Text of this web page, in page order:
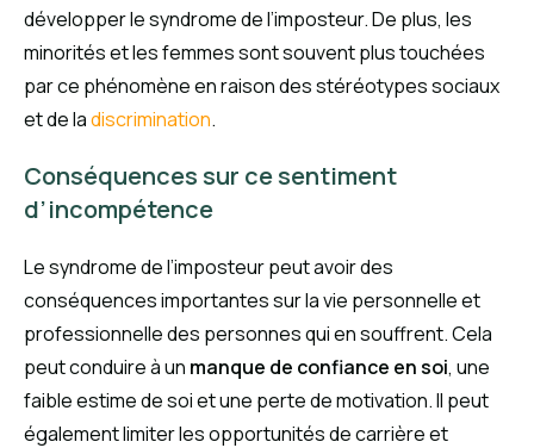
développer le syndrome de l’imposteur. De plus, les
minorités et les femmes sont souvent plus touchées
par ce phénomène en raison des stéréotypes sociaux
et de ladiscrimination.
Conséquences sur ce sentiment
d’incompétence
Le syndrome de l’imposteur peut avoir des
conséquences importantes sur la vie personnelle et
professionnelle des personnes qui en souffrent. Cela
peut conduire à un manque de confiance en soi, une
faible estime de soi et une perte de motivation. Il peut
également limiter les opportunités de carrière et